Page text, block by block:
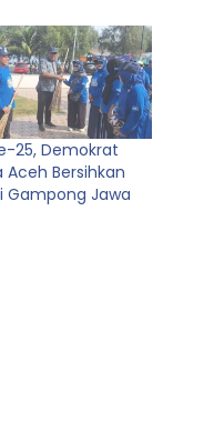
25, Demokrat
Aceh Bersihkan
Gampong Jawa